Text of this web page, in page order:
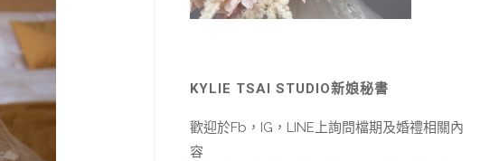
KYLIE TSAI STUDIO新娘秘書
歡迎於Fb，IG，LINE上詢問檔期及婚禮相關內
容